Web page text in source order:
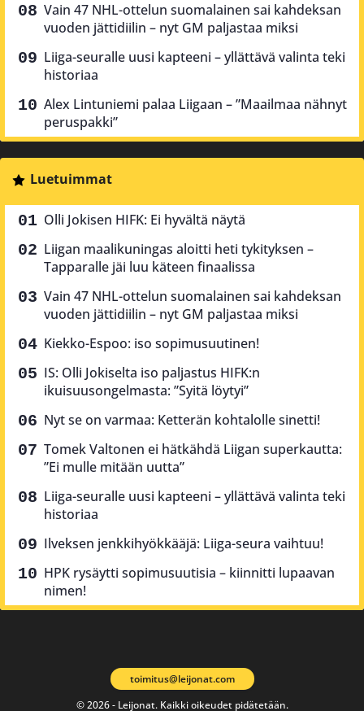
Vain 47 NHL-ottelun suomalainen sai kahdeksan
vuoden jättidiilin – nyt GM paljastaa miksi
Liiga-seuralle uusi kapteeni – yllättävä valinta teki
historiaa
Alex Lintuniemi palaa Liigaan – ”Maailmaa nähnyt
peruspakki”
Luetuimmat
Olli Jokisen HIFK: Ei hyvältä näytä
Liigan maalikuningas aloitti heti tykityksen –
Tapparalle jäi luu käteen finaalissa
Vain 47 NHL-ottelun suomalainen sai kahdeksan
vuoden jättidiilin – nyt GM paljastaa miksi
Kiekko-Espoo: iso sopimusuutinen!
IS: Olli Jokiselta iso paljastus HIFK:n
ikuisuusongelmasta: ”Syitä löytyi”
Nyt se on varmaa: Ketterän kohtalolle sinetti!
Tomek Valtonen ei hätkähdä Liigan superkautta:
”Ei mulle mitään uutta”
Liiga-seuralle uusi kapteeni – yllättävä valinta teki
historiaa
Ilveksen jenkkihyökkääjä: Liiga-seura vaihtuu!
HPK rysäytti sopimusuutisia – kiinnitti lupaavan
nimen!
© 2026 - Leijonat. Kaikki oikeudet pidätetään.
toimitus@leijonat.com